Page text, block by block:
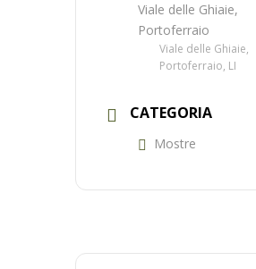
Viale delle Ghiaie,
Portoferraio
Viale delle Ghiaie,
Portoferraio, LI
CATEGORIA
Mostre